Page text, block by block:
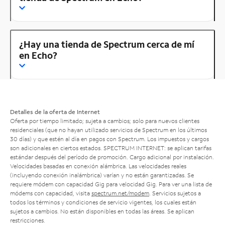
¿Hay una tienda de Spectrum cerca de mí
en Echo?
Detalles de la oferta de Internet
Oferta por tiempo limitado; sujeta a cambios; solo para nuevos clientes
residenciales (que no hayan utilizado servicios de Spectrum en los últimos
30 días) y que estén al día en pagos con Spectrum. Los impuestos y cargos
son adicionales en ciertos estados. SPECTRUM INTERNET: se aplican tarifas
estándar después del período de promoción. Cargo adicional por instalación.
Velocidades basadas en conexión alámbrica. Las velocidades reales
(incluyendo conexión inalámbrica) varían y no están garantizadas. Se
requiere módem con capacidad Gig para velocidad Gig. Para ver una lista de
módems con capacidad, visita spectrum.net/modem . Servicios sujetos a
todos los términos y condiciones de servicio vigentes, los cuales están
sujetos a cambios. No están disponibles en todas las áreas. Se aplican
restricciones.